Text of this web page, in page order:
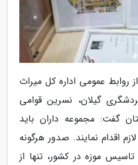
روابط عمومی اداره کل میراث
گیلان، نسرین قوامی
گفت: مجموعه داران باید
اقدام نمایند. صدور هرگونه
موزه در کشور، تنها از